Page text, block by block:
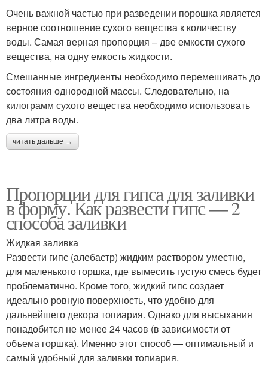
Очень важной частью при разведении порошка является
верное соотношение сухого вещества к количеству
воды. Самая верная пропорция – две емкости сухого
вещества, на одну емкость жидкости.
Смешанные ингредиенты необходимо перемешивать до
состояния однородной массы. Следовательно, на
килограмм сухого вещества необходимо использовать
два литра воды.
читать дальше →
Пропорции для гипса для заливки
в форму. Как развести гипс — 2
способа заливки
Жидкая заливка
Развести гипс (алебастр) жидким раствором уместно,
для маленького горшка, где вымесить густую смесь будет
проблематично. Кроме того, жидкий гипс создает
идеально ровную поверхность, что удобно для
дальнейшего декора топиария. Однако для высыхания
понадобится не менее 24 часов (в зависимости от
объема горшка). Именно этот способ — оптимальный и
самый удобный для заливки топиария.